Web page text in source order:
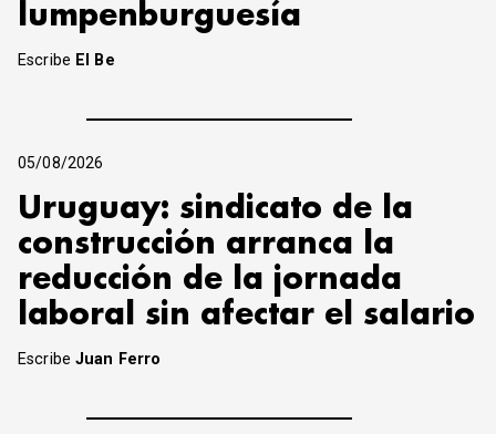
lumpenburguesía
Escribe El Be
05/08/2026
Uruguay: sindicato de la
construcción arranca la
reducción de la jornada
laboral sin afectar el salario
EscribeJuan Ferro